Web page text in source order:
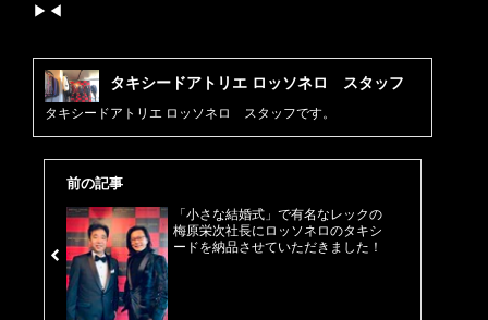
▶︎◀︎
タキシードアトリエ ロッソネロ スタッフ
タキシードアトリエ ロッソネロ スタッフです。
前の記事
「小さな結婚式」で有名なレックの
梅原栄次社長にロッソネロのタキシ
ードを納品させていただきました！